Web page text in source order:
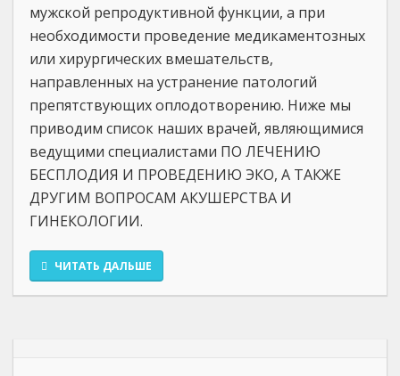
мужской репродуктивной функции, а при
необходимости проведение медикаментозных
или хирургических вмешательств,
направленных на устранение патологий
препятствующих оплодотворению. Ниже мы
приводим список наших врачей, являющимися
ведущими специалистами ПО ЛЕЧЕНИЮ
БЕСПЛОДИЯ И ПРОВЕДЕНИЮ ЭКО, А ТАКЖЕ
ДРУГИМ ВОПРОСАМ АКУШЕРСТВА И
ГИНЕКОЛОГИИ.
ЧИТАТЬ ДАЛЬШЕ